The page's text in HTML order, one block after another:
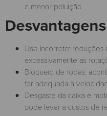
e menor poluição
Uso incorreto: reduções
excessivamente as
Bloqueio de rodas:
for adequada à
Desgaste da caixa e
pode levar a custos de